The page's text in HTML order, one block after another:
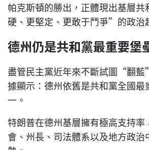
帕克斯頓的勝出，正體現出基層
硬、更堅定、更敢于鬥爭”的政治
德州仍是共和黨最重要堡
盡管民主黨近年來不斷試圖“翻
據顯示：德州依舊是共和黨全國最
一。
特朗普在德州基層擁有極高支持率
會、州長、司法體系以及地方政治